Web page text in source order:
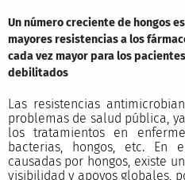
Un número creciente de hongos
mayores resistencias a los
cada vez mayor para los
debilitados
Las resistencias
problemas de salud pública,
los tratamientos en
bacterias, hongos, etc. En
causadas por hongos, existe
visibilidad y apoyos globales,